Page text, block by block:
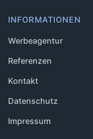
INFORMATIONEN
Werbeagentur
Referenzen
Kontakt
Datenschutz
Impressum